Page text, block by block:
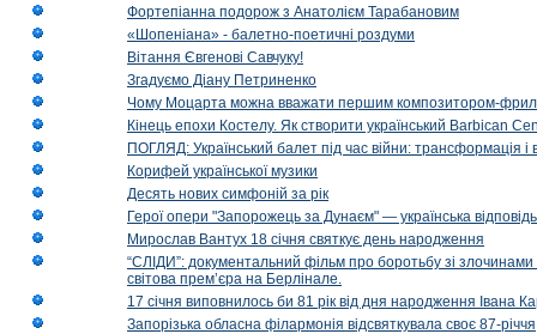
Фортепіанна подорож з Анатолієм Тарабановим
«Шопеніана» - балетно-поетичні роздуми
Вітання Євгенові Савчуку!
Згадуємо Діану Петриненко
Чому Моцарта можна вважати першим композитором-
Кінець епохи Костелу. Як створити український Barbican
ПОГЛЯД: Український балет під час війни: трансформація і
Корифей української музики
Десять нових симфоній за рік
Герої опери "Запорожець за Дунаєм" — українська
Мирослав Вантух 18 січня святкує день народження
“СЛІДИ”: документальний фільм про боротьбу зі
світова прем’єра на Берлінале.
17 січня виповнилось би 81 рік від дня народження Івана
Запорізька обласна філармонія відсвяткувала своє 87-річчя